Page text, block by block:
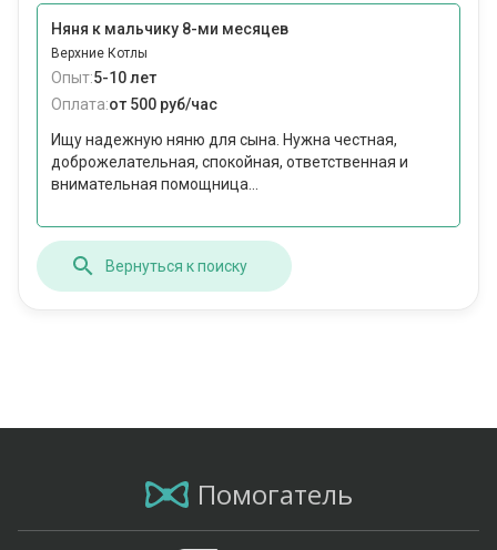
Няня к мальчику 8-ми месяцев
Верхние Котлы
Опыт:5-10 лет
Оплата:от 500 руб/час
Ищу надежную няню для сына. Нужна честная,
доброжелательная, спокойная, ответственная и
внимательная помощница...
Вернуться к поиску
Помогатель